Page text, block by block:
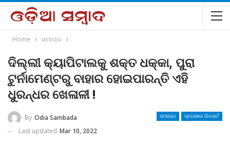
Home ସମାଚାର
ଦିଲ୍ଲୀ କ୍ୟାପିଟାଲକୁ ଶକ୍ତ ଧକ୍କା, ପୁରା
ଟୁର୍ନାମେଣ୍ଟରୁ ବାହାର ହୋଇପାରନ୍ତି ଏହି
ଧୁରନ୍ଧର ଖେଳାଳୀ !
ସମାଚାର ସ୍ପେଶାଲ ରିପୋର୍ଟ
By Odia Sambada
Last updated Mar 10, 2022